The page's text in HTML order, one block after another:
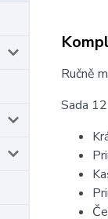
Ručně
Sada